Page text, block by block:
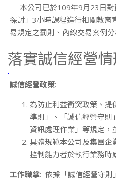
本公司已於109年9月23日對
探討」3小時課程進行相關教育
易規定之罰則、內線交易案例
落實誠信經營
誠信經營政策:
為防止利益衝突政策、提
準則」、「誠信經營守則
資訊處理作業」等規定，
具體規範本公司及集團企
控制能力者於執行業務時
工作職掌: 依據「誠信經營守則